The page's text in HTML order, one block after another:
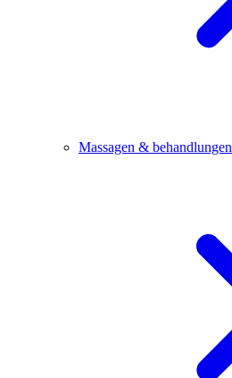
Massagen & behandlungen